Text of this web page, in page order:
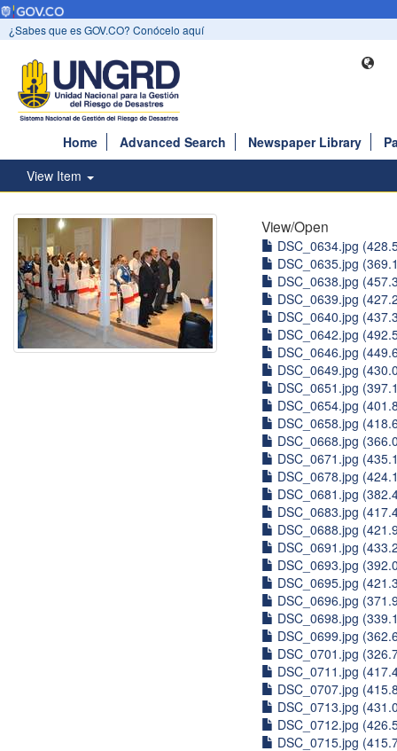
¿Sabes que es GOV.CO? Conócelo aquí
Home Advanced Search Newspaper Library
View Item
View/Open
DSC_0634.jpg
DSC_0635.jpg
DSC_0638.jpg
DSC_0639.jpg
DSC_0640.jpg
DSC_0642.jpg
DSC_0646.jpg
DSC_0649.jpg
DSC_0651.jpg
DSC_0654.jpg
DSC_0658.jpg
DSC_0668.jpg
DSC_0671.jpg
DSC_0678.jpg
DSC_0681.jpg
DSC_0683.jpg
DSC_0688.jpg
DSC_0691.jpg
DSC_0693.jpg
DSC_0695.jpg
DSC_0696.jpg
DSC_0698.jpg
DSC_0699.jpg
DSC_0701.jpg
DSC_0711.jpg
DSC_0707.jpg
DSC_0713.jpg
DSC_0712.jpg
DSC_0715.jpg